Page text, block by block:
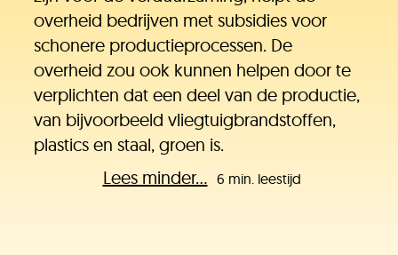
overheid bedrijven met subsidies voor
schonere productieprocessen. De
overheid zou ook kunnen helpen door te
verplichten dat een deel van de productie,
van bijvoorbeeld vliegtuigbrandstoffen,
plastics en staal, groen is.
Lees minder... 6 min. leestijd